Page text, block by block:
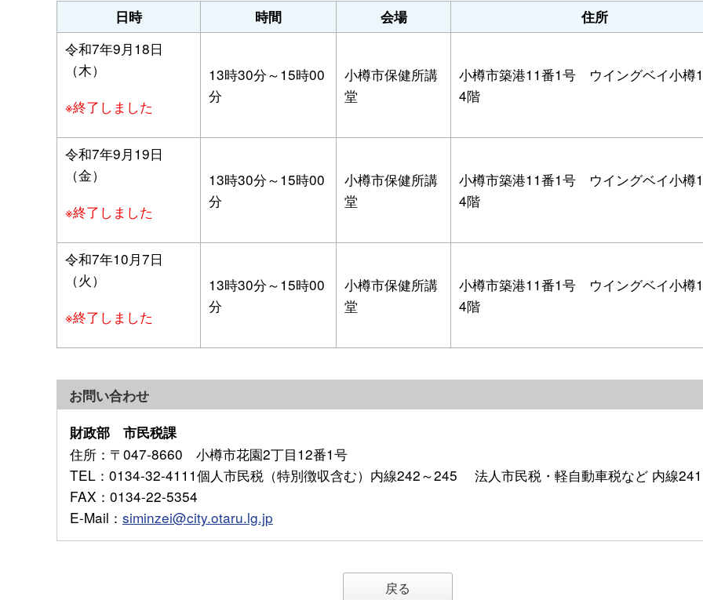
日時
時間 会場 住所
令和7年9月18日
（木）
※終了しました
13時30分～15時00
分
小樽市保健所講
堂
小樽市築港11番1号 ウイングベイ小樽
4階
令和7年9月19日
（金）
※終了しました
13時30分～15時00
分
小樽市保健所講
堂
小樽市築港11番1号 ウイングベイ小樽
4階
令和7年10月7日
（火）
※終了しました
13時30分～15時00
分
小樽市保健所講
堂
小樽市築港11番1号 ウイングベイ小樽
4階
お問い合わせ
財政部 市民税課
住所 ：〒047-8660 小樽市花園2丁目12番1号
TEL ：0134-32-4111個人市民税（特別徴収含む）内線242～245 法人市民税・軽自動車税など 内線241
FAX ：0134-22-5354
E-Mail ： siminzei@city.otaru.lg.jp
戻る